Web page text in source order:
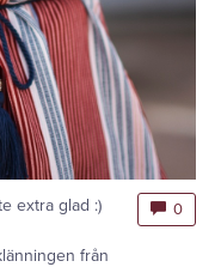
extra glad :)
från
0